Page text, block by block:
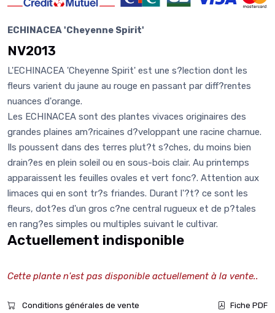
ECHINACEA 'Cheyenne Spirit'
NV2013
L'ECHINACEA 'Cheyenne Spirit' est une s?lection dont les
fleurs varient du jaune au rouge en passant par diff?rentes
nuances d'orange.
Les ECHINACEA sont des plantes vivaces originaires des
grandes plaines am?ricaines d?veloppant une racine charnue.
Ils poussent dans des terres plut?t s?ches, du moins bien
drain?es en plein soleil ou en sous-bois clair. Au printemps
apparaissent les feuilles ovales et vert fonc?. Attention aux
limaces qui en sont tr?s friandes. Durant l'?t? ce sont les
fleurs, dot?es d'un gros c?ne central rugueux et de p?tales
en rang?es simples ou multiples suivant le cultivar.
Actuellement indisponible
Cette plante n'est pas disponible actuellement à la vente..
Conditions générales de vente
Fiche PDF